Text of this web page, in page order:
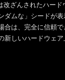
ざんされたハー
ムな」シードが
は、完全に信頼
しいハードウェ